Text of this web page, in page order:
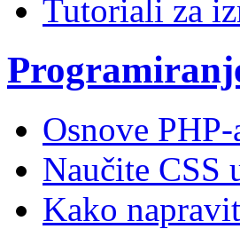
Tutoriali za
Osnove
Naučite CSS
Kako